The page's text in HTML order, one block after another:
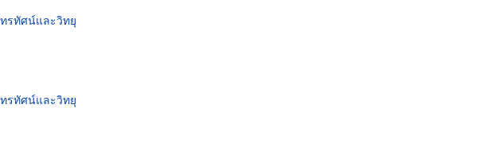
รทัศน์และวิทยุ
รทัศน์และวิทยุ